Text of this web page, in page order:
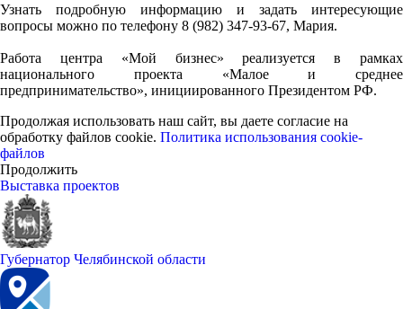
Узнать подробную информацию и задать интересующие
вопросы можно по телефону 8 (982) 347-93-67, Мария.
Работа центра «Мой бизнес» реализуется в рамках
национального проекта «Малое и среднее
предпринимательство», инициированного Президентом РФ.
Продолжая использовать наш сайт, вы даете согласие на
обработку файлов cookie. Политика использования cookie-
файлов
Продолжить
Выставка проектов
Губернатор Челябинской области